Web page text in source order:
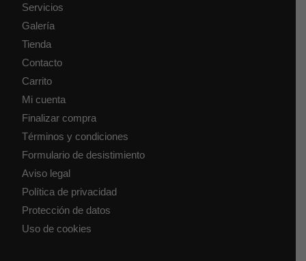
Servicios
Galería
Tienda
Contacto
Carrito
Mi cuenta
Finalizar compra
Términos y condiciones
Formulario de desistimiento
Aviso legal
Política de privacidad
Protección de datos
Uso de cookies